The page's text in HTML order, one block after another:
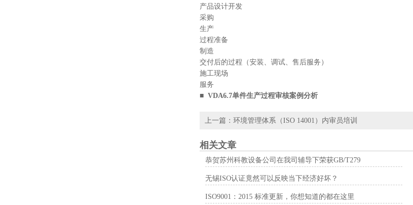
产品设计开发
采购
生产
过程准备
制造
交付后的过程（安装、调试、售后服务）
施工现场
服务
■ VDA6.7单件生产过程审核案例分析
上一篇： 环境管理体系（ISO 14001）内审员培训
相关文章
恭贺苏州科教设备公司在我司辅导下荣获GB/T279
无锡ISO认证竟然可以反映当下经济好坏？
ISO9001：2015 标准更新，你想知道的都在这里